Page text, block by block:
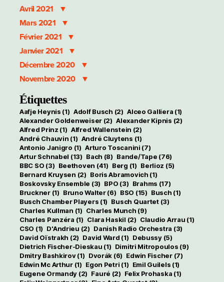
Avril 2021
Mars 2021
Février 2021
Janvier 2021
Décembre 2020
Novembre 2020
Étiquettes
Aafje Heynis (1) Adolf Busch (2) Alceo Galliera (1)
Alexander Goldenweiser (2) Alexander Kipnis (2)
Alfred Prinz (1) Alfred Wallenstein (2)
André Chauvin (1) André Cluytens (1)
Antonio Janigro (1) Arturo Toscanini (7)
Artur Schnabel (13) Bach (8) Bande/Tape (76)
BBC SO (3) Beethoven (41) Berg (1) Berlioz (5)
Bernard Kruysen (2) Boris Abramovich (1)
Boskovsky Ensemble (3) BPO (3) Brahms (17)
Bruckner(1) Bruno Walter(6) BSO (15) Busch (1)
Busch Chamber Players (1) Busch Quartet(3)
Charles Kullman (1) Charles Munch (9)
Charles Panzéra (1) Clara Haskil (2) Claudio Arrau (1)
CSO (1) D'Andrieu (2) Danish Radio Orchestra (3)
David Oïstrakh (2) David Ward (1) Debussy(5)
Dietrich Fischer-Dieskau (1) Dimitri Mitropoulos (9)
Dmitry Bashkirov(1) Dvorák (6) Edwin Fischer(7)
Edwin Mc Arthur(1) Egon Petri (1) Emil Guilels (1)
Eugene Ormandy (2) Fauré (2) Felix Prohaska (1)